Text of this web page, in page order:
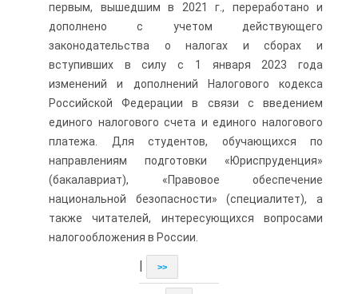
первым, вышедшим в 2021 г., переработано и
дополнено с учетом действующего
законодательства о налогах и сборах и
вступивших в силу с 1 января 2023 года
изменений и дополнений Налогового кодекса
Российской Федерации в связи с введением
единого налогового счета и единого налогового
платежа. Для студентов, обучающихся по
направлениям подготовки «Юриспруденция»
(бакалавриат), «Правовое обеспечение
национальной безопасности» (специалитет), а
также читателей, интересующихся вопросами
налогообложения в России.
>>